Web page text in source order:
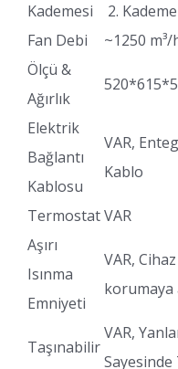
Kademesi
2.
Fan Debi
~1250 m³/
Ölçü &
Ağırlık
Elektrik
Bağlantı
Kablosu
VAR,
Kablo
TermostatVAR
Aşırı
Isınma
Emniyeti
VAR, Cihaz
korumaya
Taşınabilir
VAR,
Sayesinde